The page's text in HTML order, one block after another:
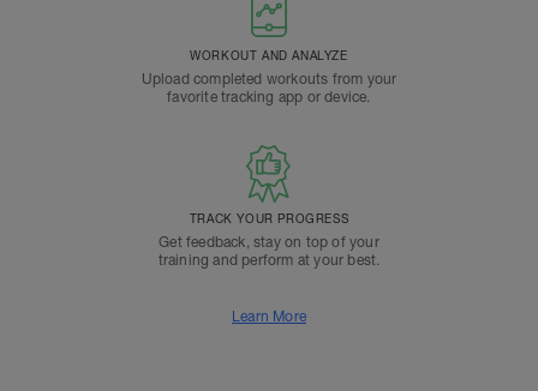
WORKOUT AND ANALYZE
Upload completed workouts from your
favorite tracking app or device.
TRACK YOUR PROGRESS
Get feedback, stay on top of your
training and perform at your best.
Learn More